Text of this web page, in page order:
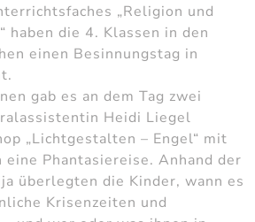
„Religion und
die 4. Klassen in den
einen Besinnungstag in
gab es an dem Tag zwei
Heidi Liegel
„Lichtgestalten – Engel“ mit
Phantasiereise. Anhand der
überlegten die Kinder, wann es
Krisenzeiten und